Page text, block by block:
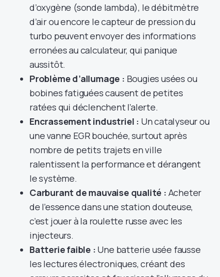
d’oxygène (sonde lambda), le débitmètre
d’air ou encore le capteur de pression du
turbo peuvent envoyer des informations
erronées au calculateur, qui panique
aussitôt.
Problème d’allumage : Bougies usées ou
bobines fatiguées causent de petites
ratées qui déclenchent l’alerte.
Encrassement industriel : Un catalyseur ou
une vanne EGR bouchée, surtout après
nombre de petits trajets en ville
ralentissent la performance et dérangent
le système.
Carburant de mauvaise qualité : Acheter
de l’essence dans une station douteuse,
c’est jouer à la roulette russe avec les
injecteurs.
Batterie faible : Une batterie usée fausse
les lectures électroniques, créant des